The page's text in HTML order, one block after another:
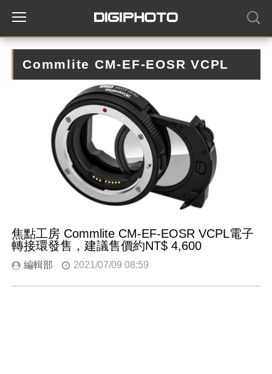
Commlite CM-EF-EOSR VCPL
焦點工房 Commlite CM-EF-EOSR VCPL電子
轉接環發售，建議售價約NT$ 4,600
編輯部 2021/07/09 08:59